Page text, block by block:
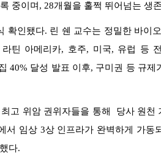
중이며, 28개월을 훌쩍 뛰어넘는 생
확인됐다. 린 쉔 교수는 정밀한 바이
틴 아메리카, 호주, 미국, 유럽 등
40% 달성 발표 이후, 구미권 등 규
고 위암 권위자들을 통해 당사 원천
임상 3상 인프라가 완벽하게 가동
다.